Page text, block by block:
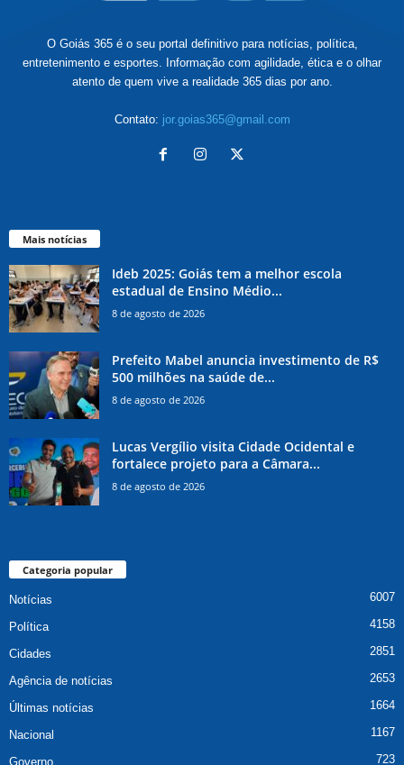
O Goiás 365 é o seu portal definitivo para notícias, política,
entretenimento e esportes. Informação com agilidade, ética e o olhar
atento de quem vive a realidade 365 dias por ano.
Contato: jor.goias365@gmail.com
Mais notícias
Ideb 2025: Goiás tem a melhor escola
estadual de Ensino Médio...
8 de agosto de 2026
Prefeito Mabel anuncia investimento de R$
500 milhões na saúde de...
8 de agosto de 2026
Lucas Vergílio visita Cidade Ocidental e
fortalece projeto para a Câmara...
8 de agosto de 2026
Categoria popular
Notícias 6007
Política 4158
Cidades 2851
Agência de notícias 2653
Últimas notícias 1664
Nacional 1167
Governo 723